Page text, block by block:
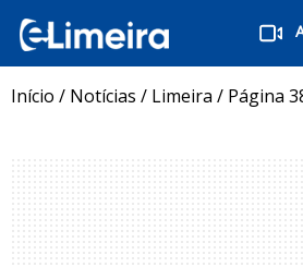
Início / Notícias / Limeira / Página